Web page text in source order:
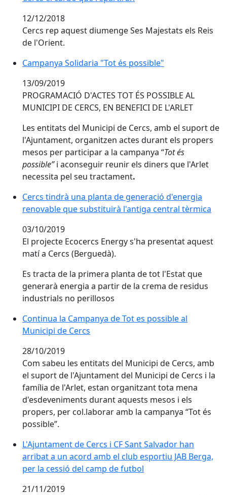
12/12/2018
Cercs rep aquest diumenge Ses Majestats els Reis
de l'Orient.
Campanya Solidaria "Tot és possible"
Campanya Solidaria "Tot és possible"
13/09/2019
PROGRAMACIÓ D'ACTES TOT ÉS POSSIBLE AL
MUNICIPI DE CERCS, EN BENEFICI DE L'ARLET
Les entitats del Municipi de Cercs, amb el suport de
l'Ajuntament, organitzen actes durant els propers
mesos per participar a la campanya “Totés
possible”i aconseguir reunir els diners que l'Arlet
necessita pel seu tractament.
Cercs tindrà una planta de generació d'energia
Cercs tindrà una planta de generació d'energia
renovable que substituirà l'antiga central tèrmica
03/10/2019
El projecte Ecocercs Energy s'ha presentat aquest
matí a Cercs (Berguedà).
Es tracta de la primera planta de tot l'Estat que
generarà energia a partir de la crema de residus
industrials no perillosos
Continua la Campanya de Tot es possible al Municipi
Continua la Campanya de Tot es possible al
Municipi de Cercs
28/10/2019
Com sabeu les entitats del Municipi de Cercs, amb
el suport de l'Ajuntament del Municipi de Cercs i la
família de l'Arlet, estan organitzant tota mena
d'esdeveniments durant aquests mesos i els
propers, per col.laborar amb la campanya “Tot és
possible”.
L'Ajuntament de Cercs i CF Sant Salvador han
L'Ajuntament de Cercs i CF Sant Salvador han
arribat a un acord amb el club esportiu JAB Berga,
per la cessió del camp de futbol
21/11/2019